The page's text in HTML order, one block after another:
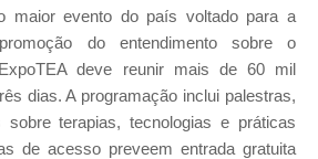
maior evento do país voltado para a
do entendimento sobre o
deve reunir mais de 60 mil
dias. A programação inclui palestras,
sobre terapias, tecnologias e práticas
de acesso preveem entrada gratuita